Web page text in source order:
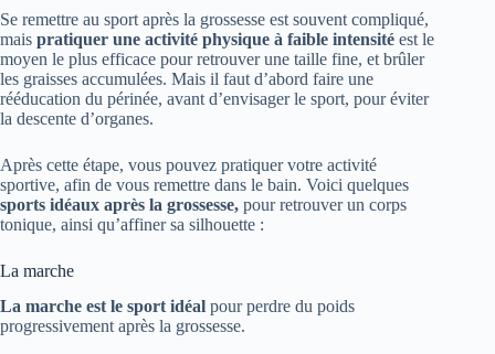
Se remettre au sport après la grossesse est souvent compliqué,
mais pratiquer une activité physique à faible intensité est le
moyen le plus efficace pour retrouver une taille fine, et brûler
les graisses accumulées. Mais il faut d’abord faire une
rééducation du périnée, avant d’envisager le sport, pour éviter
la descente d’organes.
Après cette étape, vous pouvez pratiquer votre activité
sportive, afin de vous remettre dans le bain. Voici quelques
sports idéaux après la grossesse, pour retrouver un corps
tonique, ainsi qu’affiner sa silhouette :
La marche
La marche est le sport idéal pour perdre du poids
progressivement après la grossesse.